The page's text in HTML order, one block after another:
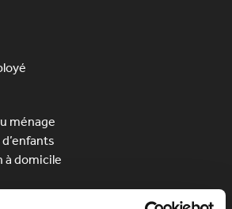
ménage
à domicile
employés